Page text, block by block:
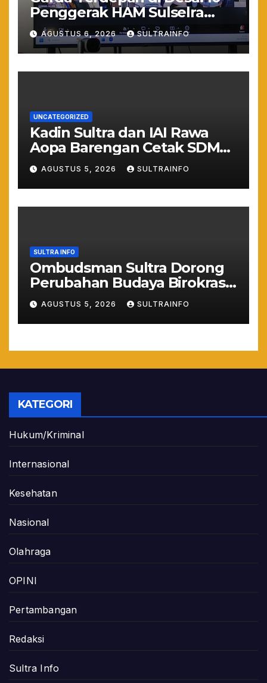
Penggerak HAM Sulselra
Resmi Bertugas Mengawal
Asta Cita Prabowo
AGUSTUS 6, 2026 SULTRAINFO
UNCATEGORIZED
Kadin Sultra dan IAI Rawa
Aopa Barengan Cetak SDM
Siap Kerja dan Wirausaha
Muda
AGUSTUS 5, 2026 SULTRAINFO
SULTRA INFO
Ombudsman Sultra Dorong
Perubahan Budaya Birokrasi
Lewat Penilaian
Maladministrasi 2026
AGUSTUS 5, 2026 SULTRAINFO
KATEGORI
Hukum/Kriminal
Internasional
Kesehatan
Nasional
Olahraga
OPINI
Pertambangan
Redaksi
Sultra Info